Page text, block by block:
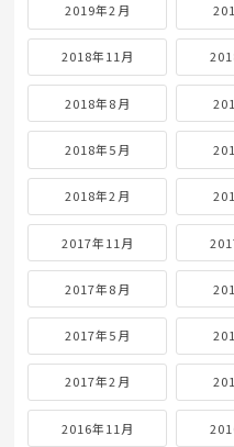
2019年2月
2018年11月
2018年8月
2018年5月
2018年2月
2017年11月
2017年8月
2017年5月
2017年2月
2016年11月